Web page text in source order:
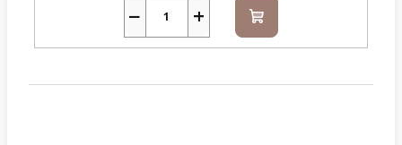
+
− Do
košíku